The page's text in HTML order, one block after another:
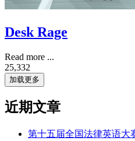
Desk Rage
Read more ...
25,332
加载更多
近期文章
第十五届全国法律英语大